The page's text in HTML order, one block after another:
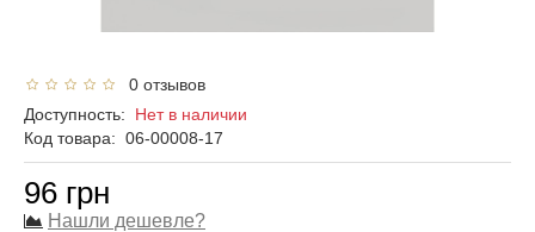
0 отзывов
Доступность: Нет в наличии
Код товара: 06-00008-17
96 грн
Нашли дешевле?